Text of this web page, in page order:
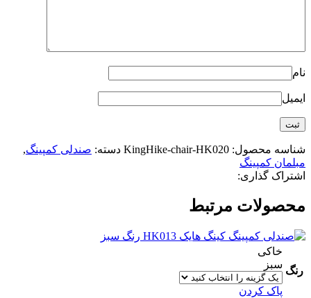
نام
ایمیل
شناسه محصول: KingHike-chair-HK020 دسته: صندلی کمپینگ,
مبلمان کمپینگ
اشتراک گذاری:
محصولات مرتبط
رنگ
خاکی
سبز
پاک کردن